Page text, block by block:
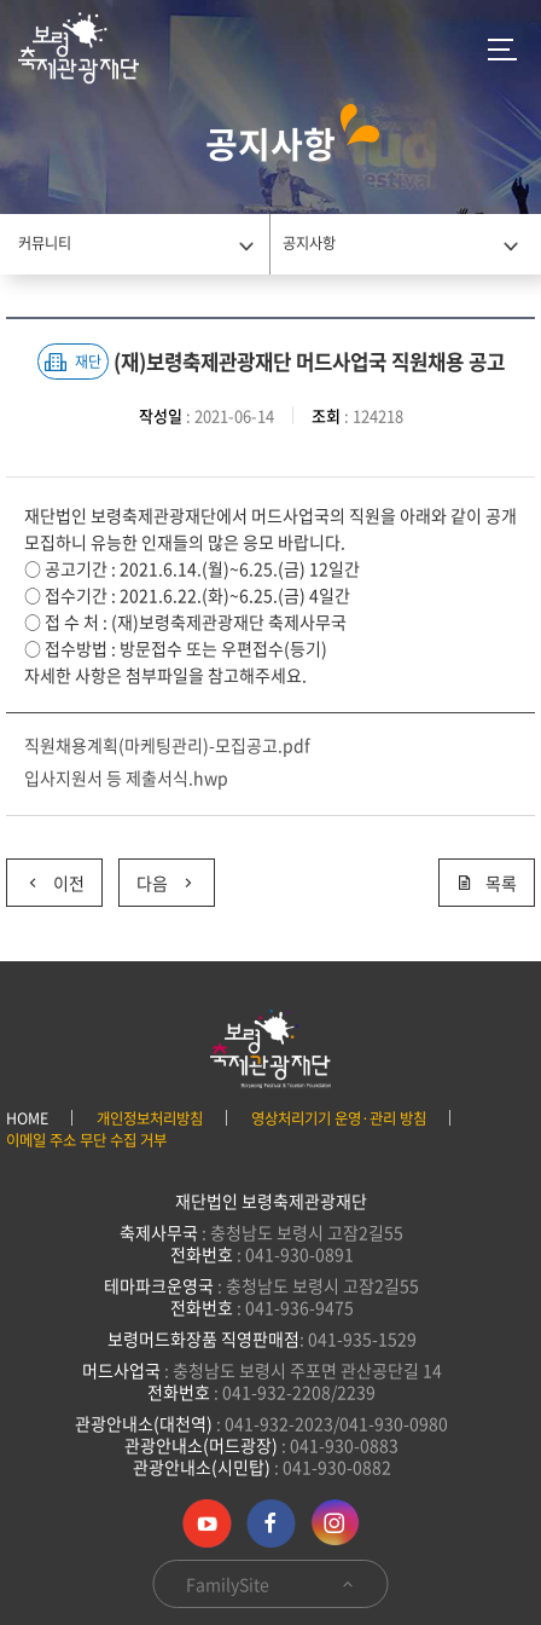
공지사항
커뮤니티 공지사항
재단 (재)보령축제관광재단 머드사업국 직원채용 공고
작성일 : 2021-06-14 조회 : 124218
재단법인 보령축제관광재단에서 머드사업국의 직원을 아래와 같이 공개
모집하니 유능한 인재들의 많은 응모 바랍니다.
○ 공고기간 : 2021.6.14.(월)~6.25.(금) 12일간
○ 접수기간 : 2021.6.22.(화)~6.25.(금) 4일간
○ 접 수 처 : (재)보령축제관광재단 축제사무국
○ 접수방법 : 방문접수 또는 우편접수(등기)
자세한 사항은 첨부파일을 참고해주세요.
직원채용계획(마케팅관리)-모집공고.pdf
입사지원서 등 제출서식.hwp
이전 다음 목록
HOME 개인정보처리방침
영상처리기기 운영·관리 방침
이메일 주소 무단 수집 거부
재단법인 보령축제관광재단
축제사무국 : 충청남도 보령시 고잠2길55
전화번호 : 041-930-0891
테마파크운영국 : 충청남도 보령시 고잠2길55
전화번호 : 041-936-9475
보령머드화장품 직영판매점: 041-935-1529
머드사업국 : 충청남도 보령시 주포면 관산공단길 14
전화번호 : 041-932-2208/2239
관광안내소(대천역) : 041-932-2023/041-930-0980
관광안내소(머드광장) : 041-930-0883
관광안내소(시민탑) : 041-930-0882
FamilySite